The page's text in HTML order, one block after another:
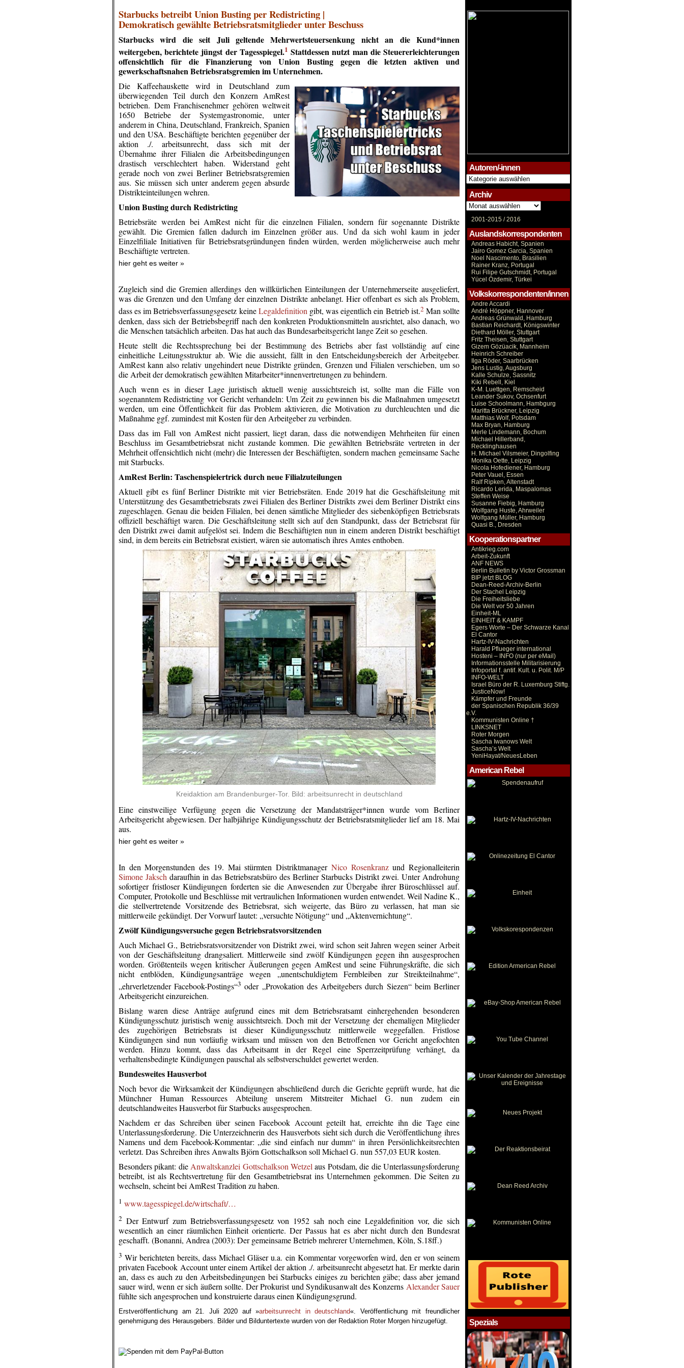
Starbucks betreibt Union Busting per Redistricting |
Demokratisch gewählte Betriebsratsmitglieder unter Beschuss
Starbucks wird die seit Juli geltende Mehrwertsteuersenkung nicht an die Kund*innen
weitergeben, berichtete jüngst der Tagesspiegel.1 Stattdessen nutzt man die Steuererleichterungen
offensichtlich für die Finanzierung von Union Busting gegen die letzten aktiven und
gewerkschaftsnahen Betriebsratsgremien im Unternehmen.
Die Kaffeehauskette wird in Deutschland zum
überwiegenden Teil durch den Konzern AmRest
betrieben. Dem Franchisenehmer gehören weltweit
1650 Betriebe der Systemgastronomie, unter
anderem in China, Deutschland, Frankreich, Spanien
und den USA. Beschäftigte berichten gegenüber der
aktion ./. arbeitsunrecht, dass sich mit der
Übernahme ihrer Filialen die Arbeitsbedingungen
drastisch verschlechtert haben. Widerstand geht
gerade noch von zwei Berliner Betriebsratsgremien
aus. Sie müssen sich unter anderem gegen absurde
Distrikteinteilungen wehren.
Union Busting durch Redistricting
Betriebsräte werden bei AmRest nicht für die einzelnen Filialen, sondern für sogenannte Distrikte
gewählt. Die Gremien fallen dadurch im Einzelnen größer aus. Und da sich wohl kaum in jeder
Einzelfiliale Initiativen für Betriebsratsgründungen finden würden, werden möglicherweise auch mehr
Beschäftigte vertreten.
hier geht es weiter »
Zugleich sind die Gremien allerdings den willkürlichen Einteilungen der Unternehmerseite ausgeliefert,
was die Grenzen und den Umfang der einzelnen Distrikte anbelangt. Hier offenbart es sich als Problem,
dass es im Betriebsverfassungsgesetz keineLegaldefinitiongibt, was eigentlich ein Betrieb ist.2Man sollte
denken, dass sich der Betriebsbegriff nach den konkreten Produktionsmitteln ausrichtet, also danach, wo
die Menschen tatsächlich arbeiten. Das hat auch das Bundesarbeitsgericht lange Zeit so gesehen.
Heute stellt die Rechtssprechung bei der Bestimmung des Betriebs aber fast vollständig auf eine
einheitliche Leitungsstruktur ab. Wie die aussieht, fällt in den Entscheidungsbereich der Arbeitgeber.
AmRest kann also relativ ungehindert neue Distrikte gründen, Grenzen und Filialen verschieben, um so
die Arbeit der demokratisch gewählten Mitarbeiter*innenvertretungen zu behindern.
Auch wenn es in dieser Lage juristisch aktuell wenig aussichtsreich ist, sollte man die Fälle von
sogenanntem Redistricting vor Gericht verhandeln: Um Zeit zu gewinnen bis die Maßnahmen umgesetzt
werden, um eine Öffentlichkeit für das Problem aktivieren, die Motivation zu durchleuchten und die
Maßnahme ggf. zumindest mit Kosten für den Arbeitgeber zu verbinden.
Dass das im Fall von AmRest nicht passiert, liegt daran, dass die notwendigen Mehrheiten für einen
Beschluss im Gesamtbetriebsrat nicht zustande kommen. Die gewählten Betriebsräte vertreten in der
Mehrheit offensichtlich nicht (mehr) die Interessen der Beschäftigten, sondern machen gemeinsame Sache
mit Starbucks.
AmRest Berlin: Taschenspielertrick durch neue Filialzuteilungen
Aktuell gibt es fünf Berliner Distrikte mit vier Betriebsräten. Ende 2019 hat die Geschäftsleitung mit
Unterstützung des Gesamtbetriebsrats zwei Filialen des Berliner Distrikts zwei dem Berliner Distrikt eins
zugeschlagen. Genau die beiden Filialen, bei denen sämtliche Mitglieder des siebenköpfigen Betriebsrats
offiziell beschäftigt waren. Die Geschäftsleitung stellt sich auf den Standpunkt, dass der Betriebsrat für
den Distrikt zwei damit aufgelöst sei. Indem die Beschäftigten nun in einem anderen Distrikt beschäftigt
sind, in dem bereits ein Betriebsrat existiert, wären sie automatisch ihres Amtes enthoben.
Kreidaktion am Brandenburger-Tor. Bild: arbeitsunrecht in deutschland
Eine einstweilige Verfügung gegen die Versetzung der Mandatsträger*innen wurde vom Berliner
Arbeitsgericht abgewiesen. Der halbjährige Kündigungsschutz der Betriebsratsmitglieder lief am 18. Mai
aus.
hier geht es weiter »
In den Morgenstunden des 19. Mai stürmten Distriktmanager Nico Rosenkranzund Regionalleiterin
Simone Jaksch daraufhin in das Betriebsratsbüro des Berliner Starbucks Distrikt zwei. Unter Androhung
sofortiger fristloser Kündigungen forderten sie die Anwesenden zur Übergabe ihrer Büroschlüssel auf.
Computer, Protokolle und Beschlüsse mit vertraulichen Informationen wurden entwendet. Weil Nadine K.,
die stellvertretende Vorsitzende des Betriebsrat, sich weigerte, das Büro zu verlassen, hat man sie
mittlerweile gekündigt. Der Vorwurf lautet: „versuchte Nötigung“ und „Aktenvernichtung“.
Zwölf Kündigungsversuche gegen Betriebsratsvorsitzenden
Auch Michael G., Betriebsratsvorsitzender von Distrikt zwei, wird schon seit Jahren wegen seiner Arbeit
von der Geschäftsleitung drangsaliert. Mittlerweile sind zwölf Kündigungen gegen ihn ausgesprochen
worden. Größtenteils wegen kritischer Äußerungen gegen AmRest und seine Führungskräfte, die sich
nicht entblöden, Kündigungsanträge wegen „unentschuldigtem Fernbleiben zur Streikteilnahme“,
„ehrverletzender Facebook-Postings“3 oder „Provokation des Arbeitgebers durch Siezen“ beim Berliner
Arbeitsgericht einzureichen.
Bislang waren diese Anträge aufgrund eines mit dem Betriebsratsamt einhergehenden besonderen
Kündigungsschutz juristisch wenig aussichtsreich. Doch mit der Versetzung der ehemaligen Mitglieder
des zugehörigen Betriebsrats ist dieser Kündigungsschutz mittlerweile weggefallen. Fristlose
Kündigungen sind nun vorläufig wirksam und müssen von den Betroffenen vor Gericht angefochten
werden. Hinzu kommt, dass das Arbeitsamt in der Regel eine Sperrzeitprüfung verhängt, da
verhaltensbedingte Kündigungen pauschal als selbstverschuldet gewertet werden.
Bundesweites Hausverbot
Noch bevor die Wirksamkeit der Kündigungen abschließend durch die Gerichte geprüft wurde, hat die
Münchner Human Ressources Abteilung unserem Mitstreiter Michael G. nun zudem ein
deutschlandweites Hausverbot für Starbucks ausgesprochen.
Nachdem er das Schreiben über seinen Facebook Account geteilt hat, erreichte ihn die Tage eine
Unterlassungsforderung. Die Unterzeichnerin des Hausverbots sieht sich durch die Veröffentlichung ihres
Namens und dem Facebook-Kommentar: „die sind einfach nur dumm“ in ihren Persönlichkeitsrechten
verletzt. Das Schreiben ihres Anwalts Björn Gottschalkson soll Michael G. nun 557,03 EUR kosten.
Besonders pikant: dieAnwaltskanzlei Gottschalkson Wetzelaus Potsdam, die die Unterlassungsforderung
betreibt, ist als Rechtsvertretung für den Gesamtbetriebsrat ins Unternehmen gekommen. Die Seiten zu
wechseln, scheint bei AmRest Tradition zu haben.
1 www.tagesspiegel.de/wirtschaft/…
2 Der Entwurf zum Betriebsverfassungsgesetz von 1952 sah noch eine Legaldefinition vor, die sich
wesentlich an einer räumlichen Einheit orientierte. Der Passus hat es aber nicht durch den Bundesrat
geschafft. (Bonanni, Andrea (2003): Der gemeinsame Betrieb mehrerer Unternehmen, Köln, S.18ff.)
3 Wir berichteten bereits, dass Michael Gläser u.a. ein Kommentar vorgeworfen wird, den er von seinem
privaten Facebook Account unter einem Artikel der aktion ./. arbeitsunrecht abgesetzt hat. Er merkte darin
an, dass es auch zu den Arbeitsbedingungen bei Starbucks einiges zu berichten gäbe; dass aber jemand
sauer wird, wenn er sich äußern sollte. Der Prokurist und Syndikusanwalt des Konzerns Alexander Sauer
fühlte sich angesprochen und konstruierte daraus einen Kündigungsgrund.
Erstveröffentlichung am 21. Juli 2020 auf »arbeitsunrecht in deutschland«. Veröffentlichung mit freundlicher
genehmigung des Herausgebers. Bilder und Bilduntertexte wurden von der Redaktion Roter Morgen hinzugefügt.
Autoren/-innen
Autoren/-
innen
Archiv
Archiv
2001-2015 /2016
Auslandskorrespondenten
Andreas Habicht, Spanien
Jairo Gomez Garcia, Spanien
Noel Nascimento, Brasilien
Rainer Kranz, Portugal
Rui Filipe Gutschmidt, Portugal
Yücel Özdemir, Türkei
Volkskorrespondenten/innen
Andre Accardi
André Höppner, Hannover
Andreas Grünwald, Hamburg
Bastian Reichardt, Königswinter
Diethard Möller, Stuttgart
Fritz Theisen, Stuttgart
Gizem Gözüacik, Mannheim
Heinrich Schreiber
Ilga Röder, Saarbrücken
Jens Lustig, Augsburg
Kalle Schulze, Sassnitz
Kiki Rebell, Kiel
K-M. Luettgen, Remscheid
Leander Sukov, Ochsenfurt
Luise Schoolmann, Hambgurg
Maritta Brückner, Leipzig
Matthias Wolf, Potsdam
Max Bryan, Hamburg
Merle Lindemann, Bochum
Michael Hillerband,
Recklinghausen
H. Michael Vilsmeier, Dingolfing
Monika Oette, Leipzig
Nicola Hofediener, Hamburg
Peter Vauel, Essen
Ralf Ripken, Altenstadt
Ricardo Lerida, Maspalomas
Steffen Weise
Susanne Fiebig, Hamburg
Wolfgang Huste, Ahrweiler
Wolfgang Müller, Hamburg
Quasi B., Dresden
Kooperationspartner
Antikrieg.com
Arbeit-Zukunft
ANF NEWS
Berlin Bulletin by Victor Grossman
BIP jetzt BLOG
Dean-Reed-Archiv-Berlin
Der Stachel Leipzig
Die Freiheitsliebe
Die Welt vor 50 Jahren
Einheit-ML
EINHEIT & KAMPF
Egers Worte – Der Schwarze Kanal
El Cantor
Hartz-IV-Nachrichten
Harald Pflueger international
Hosteni – INFO (nur per eMail)
Informationsstelle Militarisierung
Infoportal f. antif. Kult. u. Polit. M/P
INFO-WELT
Israel Büro der R. Luxemburg Stiftg.
JusticeNow!
Kämpfer und Freunde
der Spanischen Republik 36/39
e.V.
Kommunisten Online †
LINKSNET
Roter Morgen
Sascha Iwanows Welt
Sascha’s Welt
YeniHayat/NeuesLeben
American Rebel
Spezials